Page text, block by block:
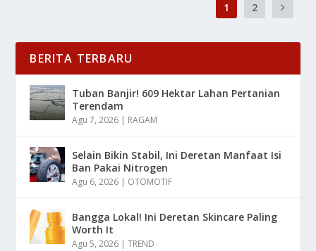
1 2
BERITA TERBARU
Tuban Banjir! 609 Hektar Lahan Pertanian
Terendam
Agu 7, 2026 | RAGAM
Selain Bikin Stabil, Ini Deretan Manfaat Isi
Ban Pakai Nitrogen
Agu 6, 2026 | OTOMOTIF
Bangga Lokal! Ini Deretan Skincare Paling
Worth It
Agu 5, 2026 |TREND